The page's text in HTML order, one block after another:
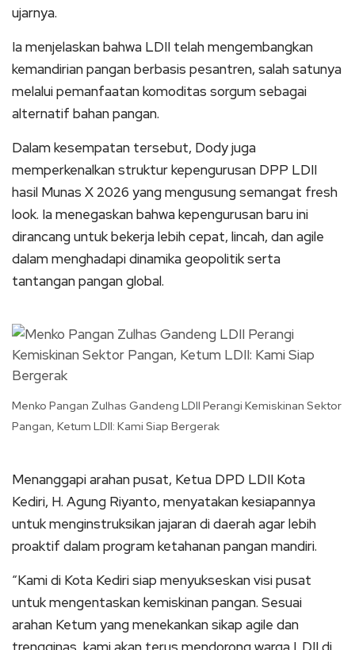
ujarnya.
Ia menjelaskan bahwa LDII telah mengembangkan
kemandirian pangan berbasis pesantren, salah satunya
melalui pemanfaatan komoditas sorgum sebagai
alternatif bahan pangan.
Dalam kesempatan tersebut, Dody juga
memperkenalkan struktur kepengurusan DPP LDII
hasil Munas X 2026 yang mengusung semangat fresh
look. Ia menegaskan bahwa kepengurusan baru ini
dirancang untuk bekerja lebih cepat, lincah, dan agile
dalam menghadapi dinamika geopolitik serta
tantangan pangan global.
Menko Pangan Zulhas Gandeng LDII Perangi Kemiskinan Sektor
Pangan, Ketum LDII: Kami Siap Bergerak
Menanggapi arahan pusat, Ketua DPD LDII Kota
Kediri, H. Agung Riyanto, menyatakan kesiapannya
untuk menginstruksikan jajaran di daerah agar lebih
proaktif dalam program ketahanan pangan mandiri.
“Kami di Kota Kediri siap menyukseskan visi pusat
untuk mengentaskan kemiskinan pangan. Sesuai
arahan Ketum yang menekankan sikap agile dan